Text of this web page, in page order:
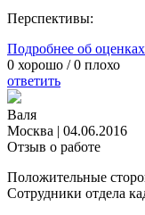
Перспективы:
Подробнее об оценках
0 хорошо /0 плохо
ответить
Валя
Москва | 04.06.2016
Отзыв о работе
Положительные
Сотрудники отдела